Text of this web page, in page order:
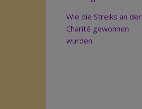
Wie die Streiks an der
Charité gewonnen
wurden